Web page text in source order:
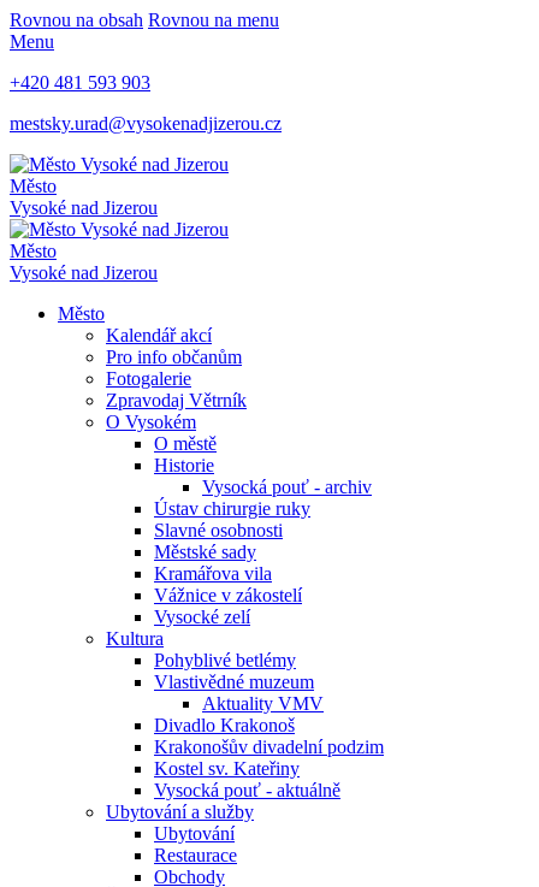
Rovnou na obsah Rovnou na menu
Menu
+420 481 593 903
mestsky.urad@vysokenadjizerou.cz
Město
Vysoké nad Jizerou
Město
Vysoké nad Jizerou
Město
Kalendář akcí
Pro info občanům
Fotogalerie
Zpravodaj Větrník
O Vysokém
O městě
Historie
Vysocká pouť - archiv
Ústav chirurgie ruky
Slavné osobnosti
Městské sady
Kramářova vila
Vážnice v zákostelí
Vysocké zelí
Kultura
Pohyblivé betlémy
Vlastivědné muzeum
Aktuality VMV
Divadlo Krakonoš
Krakonošův divadelní podzim
Kostel sv. Kateřiny
Vysocká pouť - aktuálně
Ubytování a služby
Ubytování
Restaurace
Obchody